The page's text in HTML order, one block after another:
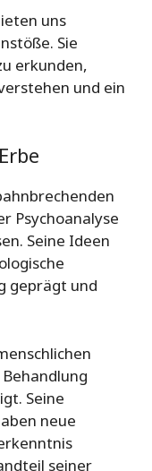
uns
Sie
erkunden,
und ein
Psychoanalyse
Seine Ideen
geprägt und
Seine
neue
seiner